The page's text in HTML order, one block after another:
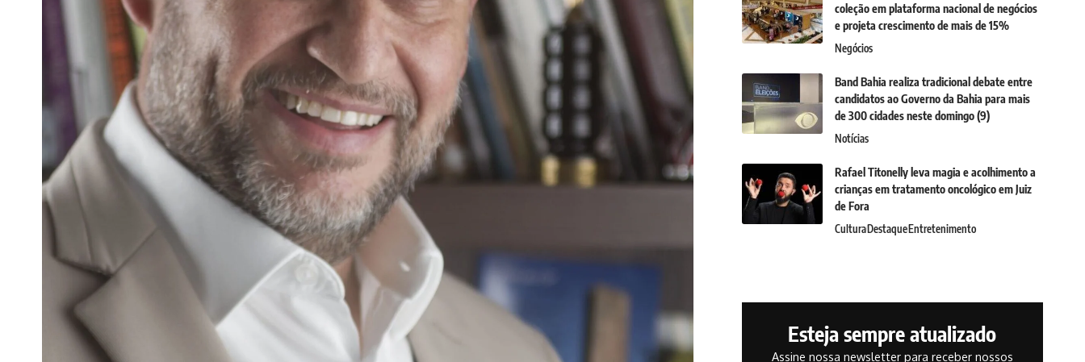
coleção em plataforma nacional de negócios
e projeta crescimento de mais de 15%
Negócios
Band Bahia realiza tradicional debate entre
candidatos ao Governo da Bahia para mais
de 300 cidades neste domingo (9)
Notícias
Rafael Titonelly leva magia e acolhimento a
crianças em tratamento oncológico em Juiz
de Fora
CulturaDestaqueEntretenimento
Esteja sempre atualizado
Assine nossa newsletter para receber nossos